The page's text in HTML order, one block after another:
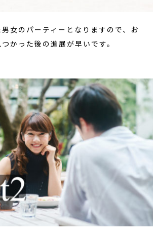
女のパーティーとなりますので、お
かった後の進展が早いです。